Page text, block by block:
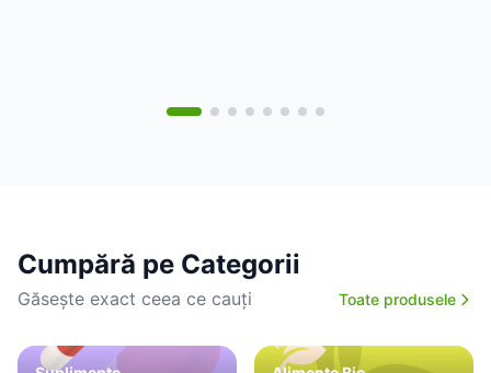
Cumpără pe Categorii
Găsește exact ceea ce cauți Toate produsele